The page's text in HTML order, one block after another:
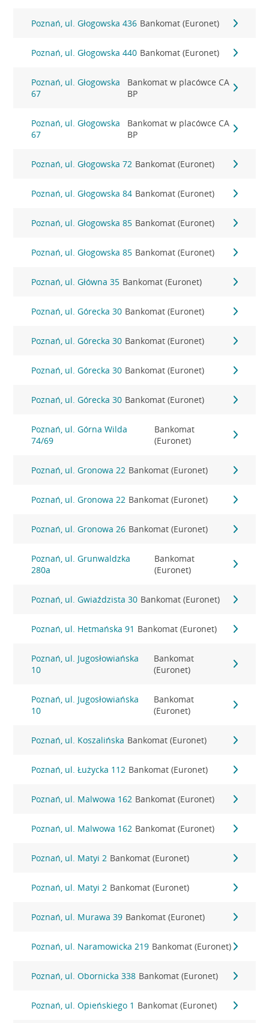
Poznań, ul. Głogowska 436 Bankomat (Euronet)
Poznań, ul. Głogowska 440 Bankomat (Euronet)
Poznań, ul. Głogowska
67
Bankomat w placówce CA
BP
Poznań, ul. Głogowska
67
Bankomat w placówce CA
BP
Poznań, ul. Głogowska 72 Bankomat (Euronet)
Poznań, ul. Głogowska 84 Bankomat (Euronet)
Poznań, ul. Głogowska 85 Bankomat (Euronet)
Poznań, ul. Głogowska 85 Bankomat (Euronet)
Poznań, ul. Główna 35 Bankomat (Euronet)
Poznań, ul. Górecka 30 Bankomat (Euronet)
Poznań, ul. Górecka 30 Bankomat (Euronet)
Poznań, ul. Górecka 30 Bankomat (Euronet)
Poznań, ul. Górecka 30 Bankomat (Euronet)
Poznań, ul. Górna Wilda
74/69
Bankomat
(Euronet)
Poznań, ul. Gronowa 22 Bankomat (Euronet)
Poznań, ul. Gronowa 22 Bankomat (Euronet)
Poznań, ul. Gronowa 26 Bankomat (Euronet)
Poznań, ul. Grunwaldzka
280a
Bankomat
(Euronet)
Poznań, ul. Gwiaździsta 30 Bankomat (Euronet)
Poznań, ul. Hetmańska 91 Bankomat (Euronet)
Poznań, ul. Jugosłowiańska
10
Bankomat
(Euronet)
Poznań, ul. Jugosłowiańska
10
Bankomat
(Euronet)
Poznań, ul. Koszalińska Bankomat (Euronet)
Poznań, ul. Łużycka 112 Bankomat (Euronet)
Poznań, ul. Malwowa 162 Bankomat (Euronet)
Poznań, ul. Malwowa 162 Bankomat (Euronet)
Poznań, ul. Matyi 2 Bankomat (Euronet)
Poznań, ul. Matyi 2 Bankomat (Euronet)
Poznań, ul. Murawa 39 Bankomat (Euronet)
Poznań, ul. Naramowicka 219 Bankomat (Euronet)
Poznań, ul. Obornicka 338 Bankomat (Euronet)
Poznań, ul. Opieńskiego 1 Bankomat (Euronet)